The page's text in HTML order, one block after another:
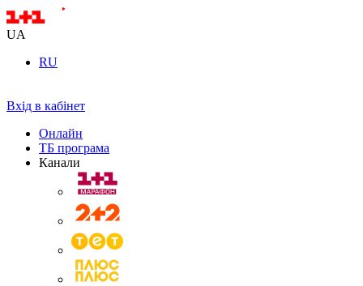
UA
RU
Вхід в кабінет
Онлайн
ТБ програма
Канали